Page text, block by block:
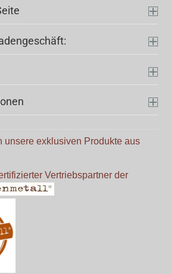
unsere exklusiven Produkte aus
Vertriebspartner der